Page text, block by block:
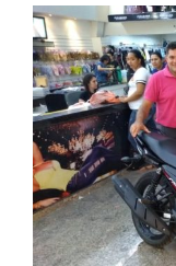
View
Larger
Image